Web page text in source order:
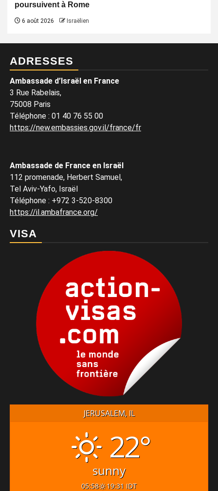
poursuivent à Rome
6 août 2026 Israëlien
ADRESSES
Ambassade d’Israël en France
3 Rue Rabelais,
75008 Paris
Téléphone : 01 40 76 55 00
https://new.embassies.gov.il/france/fr
Ambassade de France en Israël
112 promenade, Herbert Samuel,
Tel Aviv-Yafo, Israël
Téléphone : +972 3-520-8300
https://il.ambafrance.org/
VISA
JERUSALEM, IL
22°
sunny
05:58 19:31 IDT